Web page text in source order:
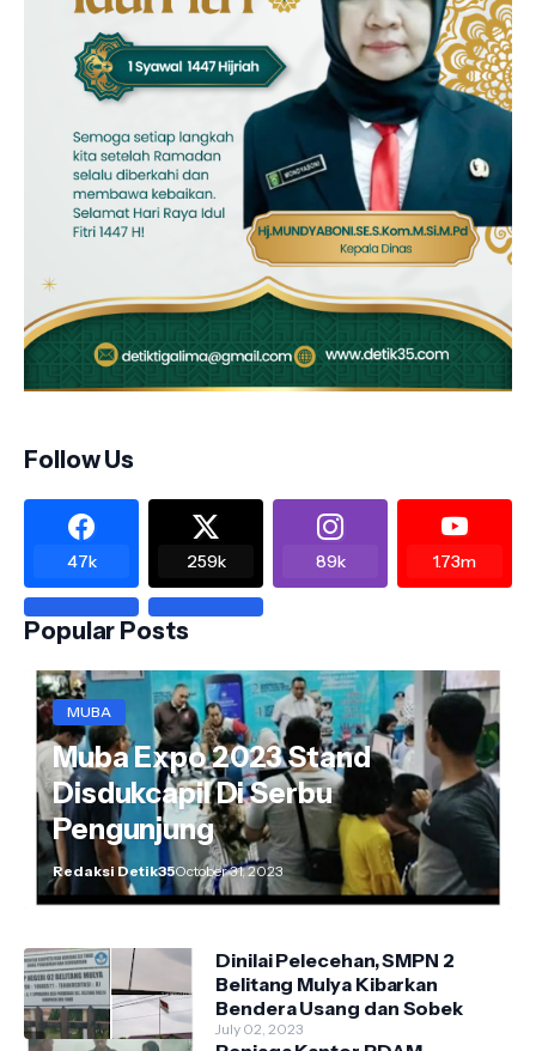
Follow Us
47k 259k 89k 1.73m
Popular Posts
MUBA
Muba Expo 2023 Stand
Disdukcapil Di Serbu
Pengunjung
Redaksi Detik35October 31, 2023
Dinilai Pelecehan, SMPN 2
Belitang Mulya Kibarkan
Bendera Usang dan Sobek
July 02, 2023